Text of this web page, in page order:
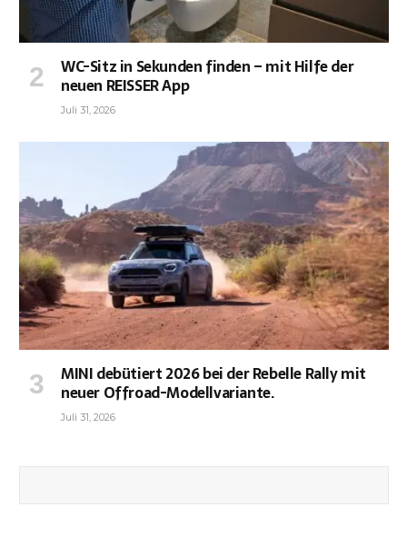
WC-Sitz in Sekunden finden – mit Hilfe der
neuen REISSER App
Juli 31, 2026
MINI debütiert 2026 bei der Rebelle Rally mit
neuer Offroad-Modellvariante.
Juli 31, 2026